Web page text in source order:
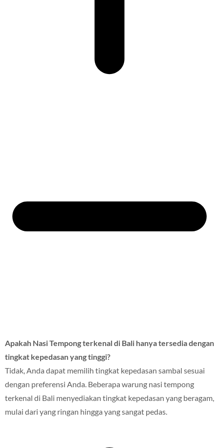
Apakah Nasi Tempong terkenal di Bali hanya tersedia dengan
tingkat kepedasan yang tinggi?
Tidak, Anda dapat memilih tingkat kepedasan sambal sesuai
dengan preferensi Anda. Beberapa warung nasi tempong
terkenal di Bali menyediakan tingkat kepedasan yang beragam,
mulai dari yang ringan hingga yang sangat pedas.